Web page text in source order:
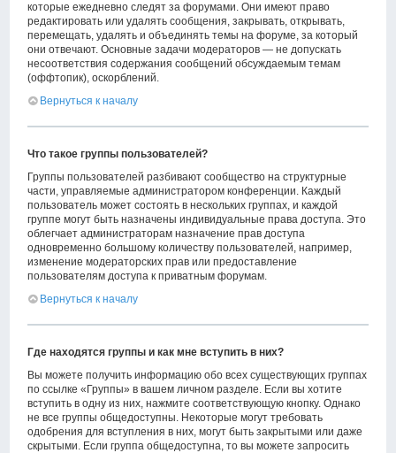
которые ежедневно следят за форумами. Они имеют право
редактировать или удалять сообщения, закрывать, открывать,
перемещать, удалять и объединять темы на форуме, за который
они отвечают. Основные задачи модераторов — не допускать
несоответствия содержания сообщений обсуждаемым темам
(оффтопик), оскорблений.
Вернуться к началу
Что такое группы пользователей?
Группы пользователей разбивают сообщество на структурные
части, управляемые администратором конференции. Каждый
пользователь может состоять в нескольких группах, и каждой
группе могут быть назначены индивидуальные права доступа. Это
облегчает администраторам назначение прав доступа
одновременно большому количеству пользователей, например,
изменение модераторских прав или предоставление
пользователям доступа к приватным форумам.
Вернуться к началу
Где находятся группы и как мне вступить в них?
Вы можете получить информацию обо всех существующих группах
по ссылке «Группы» в вашем личном разделе. Если вы хотите
вступить в одну из них, нажмите соответствующую кнопку. Однако
не все группы общедоступны. Некоторые могут требовать
одобрения для вступления в них, могут быть закрытыми или даже
скрытыми. Если группа общедоступна, то вы можете запросить